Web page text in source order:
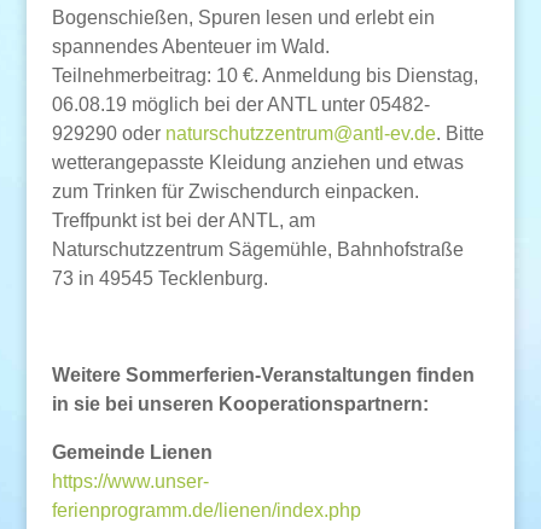
Bogenschießen, Spuren lesen und erlebt ein
spannendes Abenteuer im Wald.
Teilnehmerbeitrag: 10 €. Anmeldung bis Dienstag,
06.08.19 möglich bei der ANTL unter 05482-
929290 oder naturschutzzentrum@antl-ev.de. Bitte
wetterangepasste Kleidung anziehen und etwas
zum Trinken für Zwischendurch einpacken.
Treffpunkt ist bei der ANTL, am
Naturschutzzentrum Sägemühle, Bahnhofstraße
73 in 49545 Tecklenburg.
Weitere Sommerferien-Veranstaltungen finden
in sie bei unseren Kooperationspartnern:
Gemeinde Lienen
https://www.unser-
ferienprogramm.de/lienen/index.php